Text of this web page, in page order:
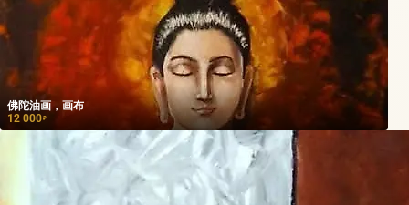
佛陀油画，画布
12 000₽